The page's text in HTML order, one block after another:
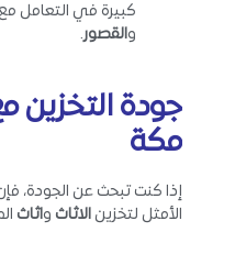
كبيرة في التعامل
والقصور.
جودة
مكة
إذا كنت تبحث عن الجودة،
الأمثل لتخزين الاثاث واثاث